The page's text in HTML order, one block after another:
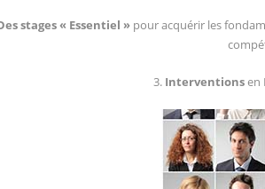
stages « Essentiel » pour acquérir les
3. Interventionsen